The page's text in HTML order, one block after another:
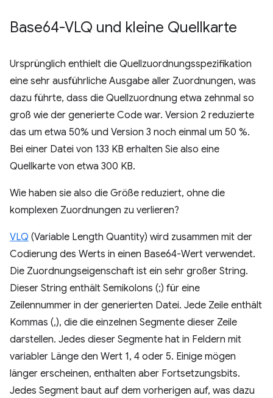
Base64-VLQ und kleine Quellkarte
Ursprünglich enthielt die Quellzuordnungsspezifikation
eine sehr ausführliche Ausgabe aller Zuordnungen, was
dazu führte, dass die Quellzuordnung etwa zehnmal so
groß wie der generierte Code war. Version 2 reduzierte
das um etwa 50% und Version 3 noch einmal um 50 %.
Bei einer Datei von 133 KB erhalten Sie also eine
Quellkarte von etwa 300 KB.
Wie haben sie also die Größe reduziert, ohne die
komplexen Zuordnungen zu verlieren?
VLQ (Variable Length Quantity) wird zusammen mit der
Codierung des Werts in einen Base64-Wert verwendet.
Die Zuordnungseigenschaft ist ein sehr großer String.
Dieser String enthält Semikolons (;) für eine
Zeilennummer in der generierten Datei. Jede Zeile enthält
Kommas (,), die die einzelnen Segmente dieser Zeile
darstellen. Jedes dieser Segmente hat in Feldern mit
variabler Länge den Wert 1, 4 oder 5. Einige mögen
länger erscheinen, enthalten aber Fortsetzungsbits.
Jedes Segment baut auf dem vorherigen auf, was dazu